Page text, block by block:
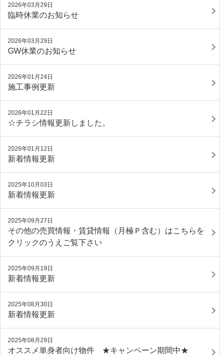
2026年03月29日
臨時休業のお知らせ
2026年03月29日
GW休業のお知らせ
2026年01月24日
施工事例更新
2026年01月22日
☆チラシ情報更新しました。
2026年01月12日
新着情報更新
2025年10月03日
新着情報更新
2025年09月27日
その他の売買情報・賃貸情報（月極Ｐ含む）はこちらを
クリックのうえご覧下さい
2025年09月19日
新着情報更新
2025年08月30日
新着情報更新
2025年08月29日
オススメ単身者向け物件 ★キャンペーン期間中★